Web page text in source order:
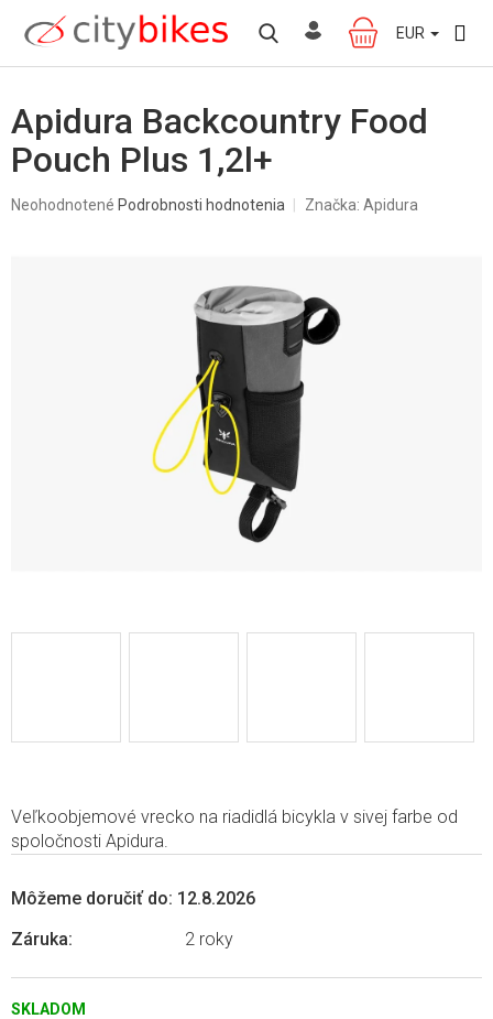
obsah
NÁKUPNÝ
KOŠÍK
EUR
Apidura Backcountry Food
Pouch Plus 1,2l+
Priemerné
Neohodnotené Podrobnosti hodnotenia Značka: Apidura
SKLADOM
Môžeme doručiť do: 12.8.2026
Záruka: 2 roky
Veľkoobjemové vrecko na riadidlá bicykla v sivej farbe od
spoločnosti Apidura.